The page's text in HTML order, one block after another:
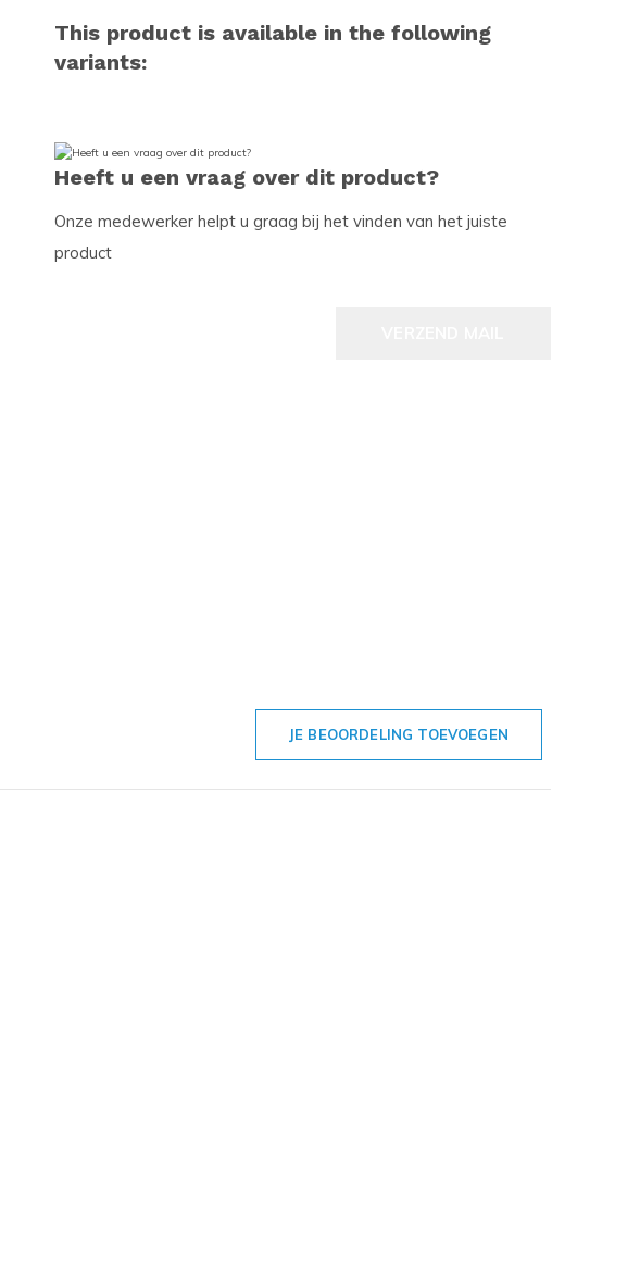
This product is available in the following
variants:
Heeft u een vraag over dit product?
Onze medewerker helpt u graag bij het vinden van het juiste
product
JE BEOORDELING TOEVOEGEN